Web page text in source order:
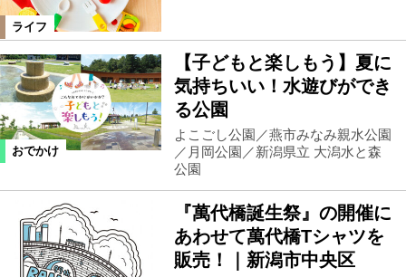
ライフ
おでかけ
【子どもと楽しもう】夏に
気持ちいい！水遊びができ
る公園
よこごし公園／燕市みなみ親水公園
／月岡公園／新潟県立 大潟水と森
公園
『萬代橋誕生祭』の開催に
あわせて萬代橋Tシャツを
販売！｜新潟市中央区